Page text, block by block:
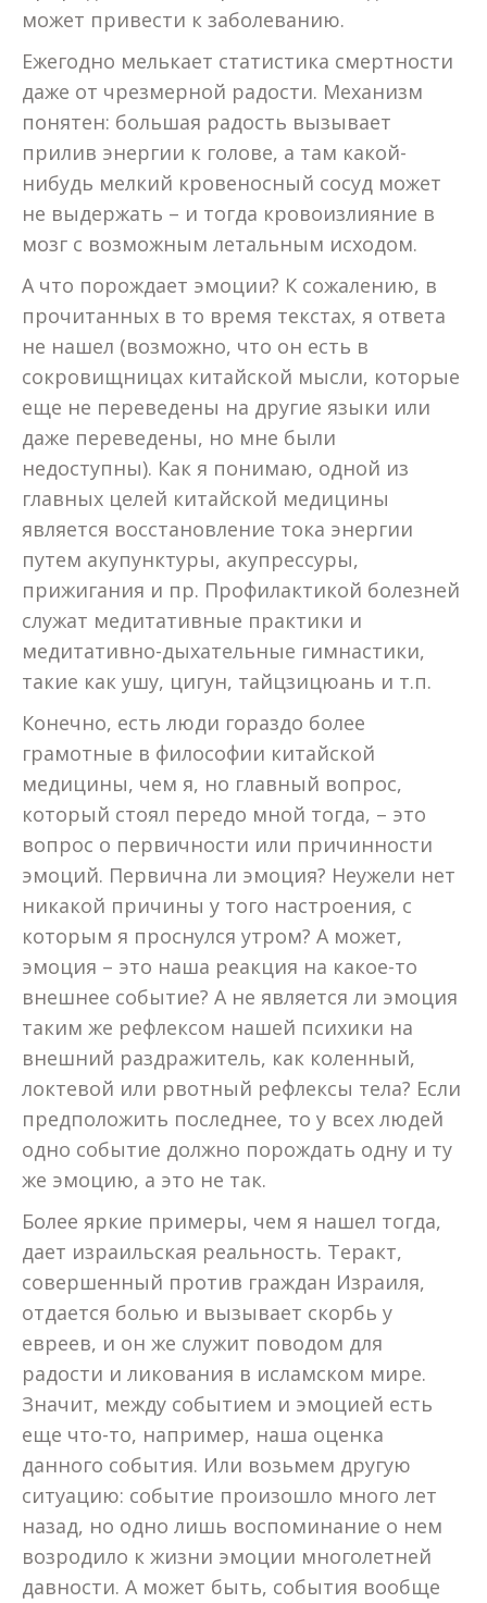
может привести к заболеванию.
Ежегодно мелькает статистика смертности
даже от чрезмерной радости. Механизм
понятен: большая радость вызывает
прилив энергии к голове, а там какой-
нибудь мелкий кровеносный сосуд может
не выдержать – и тогда кровоизлияние в
мозг с возможным летальным исходом.
А что порождает эмоции? К сожалению, в
прочитанных в то время текстах, я ответа
не нашел (возможно, что он есть в
сокровищницах китайской мысли, которые
еще не переведены на другие языки или
даже переведены, но мне были
недоступны). Как я понимаю, одной из
главных целей китайской медицины
является восстановление тока энергии
путем акупунктуры, акупрессуры,
прижигания и пр. Профилактикой болезней
служат медитативные практики и
медитативно-дыхательные гимнастики,
такие как ушу, цигун, тайцзицюань и т.п.
Конечно, есть люди гораздо более
грамотные в философии китайской
медицины, чем я, но главный вопрос,
который стоял передо мной тогда, – это
вопрос о первичности или причинности
эмоций. Первична ли эмоция? Неужели нет
никакой причины у того настроения, с
которым я проснулся утром? А может,
эмоция – это наша реакция на какое-то
внешнее событие? А не является ли эмоция
таким же рефлексом нашей психики на
внешний раздражитель, как коленный,
локтевой или рвотный рефлексы тела? Если
предположить последнее, то у всех людей
одно событие должно порождать одну и ту
же эмоцию, а это не так.
Более яркие примеры, чем я нашел тогда,
дает израильская реальность. Теракт,
совершенный против граждан Израиля,
отдается болью и вызывает скорбь у
евреев, и он же служит поводом для
радости и ликования в исламском мире.
Значит, между событием и эмоцией есть
еще что-то, например, наша оценка
данного события. Или возьмем другую
ситуацию: событие произошло много лет
назад, но одно лишь воспоминание о нем
возродило к жизни эмоции многолетней
давности. А может быть, события вообще